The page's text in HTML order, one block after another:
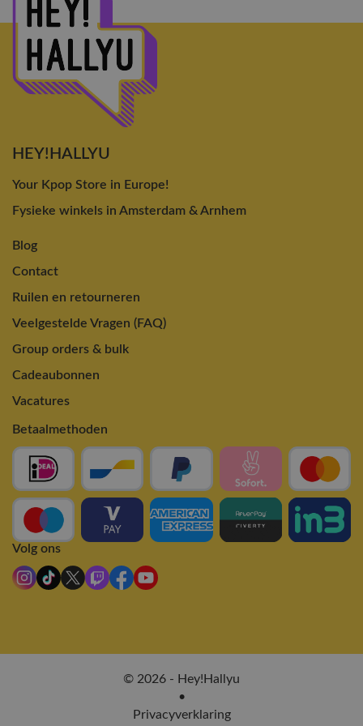
HEY!HALLYU
Your Kpop Store in Europe!
Fysieke winkels in Amsterdam & Arnhem
Blog
Contact
Ruilen en retourneren
Veelgestelde Vragen (FAQ)
Group orders & bulk
Cadeaubonnen
Vacatures
Betaalmethoden
Volg ons
© 2026 - Hey!Hallyu
•
Privacyverklaring